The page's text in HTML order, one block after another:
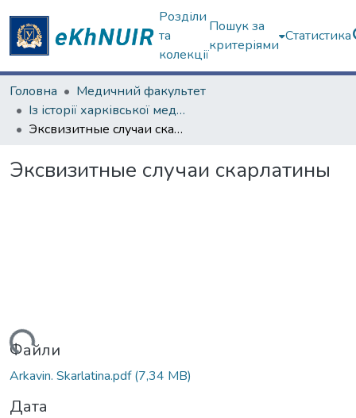
Розділи
та
колекції
Пошук за
критеріями
Статистика
Головна
Медичний факультет
Із історії харківської медичної школи
Эксвизитные случаи скарлатины
Эксвизитные случаи скарлатины
Файли
Arkavin. Skarlatina.pdf(7,34 MB)
Дата